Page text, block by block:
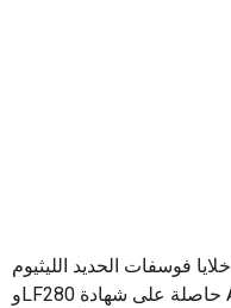
خلايا فوسفات الحديد الليثيوم (LFP) الخاصة بنا: LF80 وLF105
وLF280 حاصلة على شهادة ATEX من TÜV Rheinland. تلبي هذه